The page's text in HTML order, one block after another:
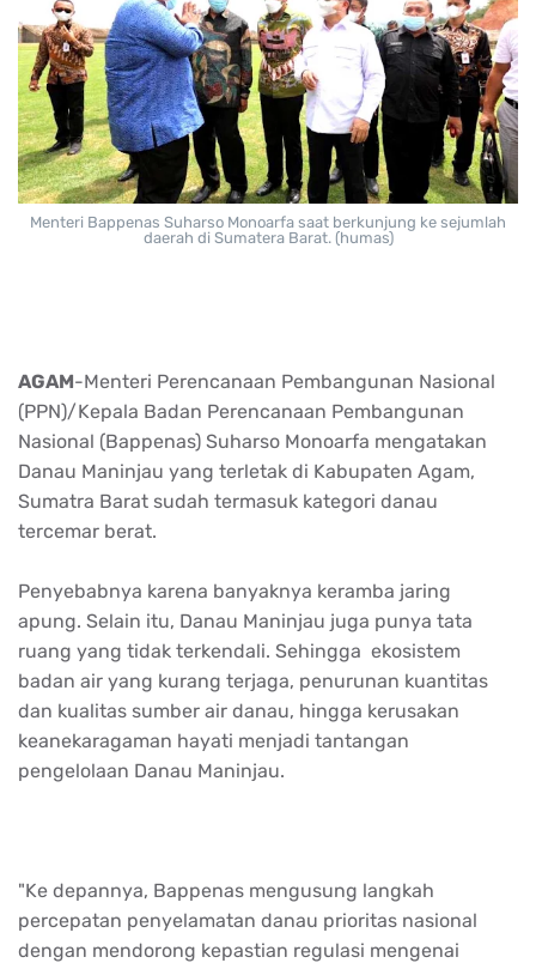
Menteri Bappenas Suharso Monoarfa saat berkunjung ke sejumlah
daerah di Sumatera Barat. (humas)
AGAM-Menteri Perencanaan Pembangunan Nasional
(PPN)/Kepala Badan Perencanaan Pembangunan
Nasional (Bappenas) Suharso Monoarfa mengatakan
Danau Maninjau yang terletak di Kabupaten Agam,
Sumatra Barat sudah termasuk kategori danau
tercemar berat.
Penyebabnya karena banyaknya keramba jaring
apung. Selain itu, Danau Maninjau juga punya tata
ruang yang tidak terkendali. Sehingga ekosistem
badan air yang kurang terjaga, penurunan kuantitas
dan kualitas sumber air danau, hingga kerusakan
keanekaragaman hayati menjadi tantangan
pengelolaan Danau Maninjau.
"Ke depannya, Bappenas mengusung langkah
percepatan penyelamatan danau prioritas nasional
dengan mendorong kepastian regulasi mengenai